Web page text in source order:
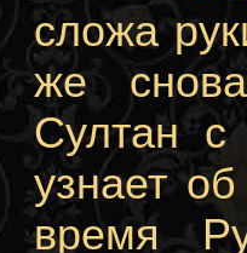
сложа
же
Султан с
узнает
время